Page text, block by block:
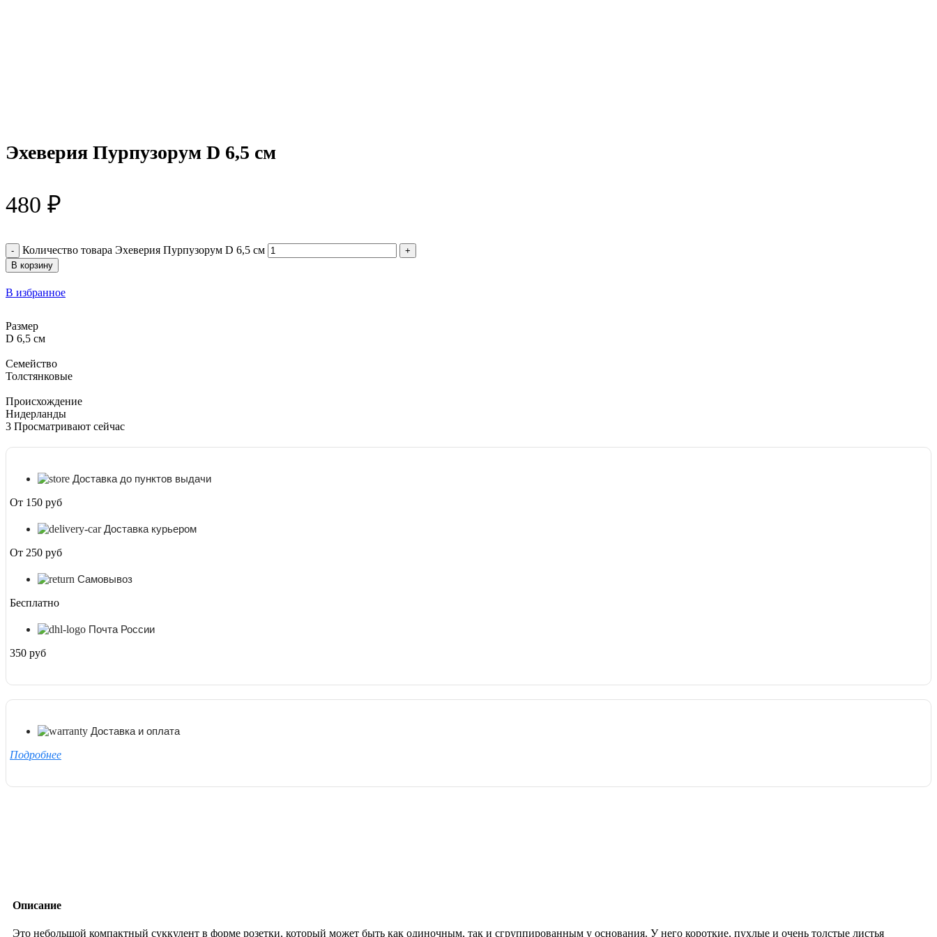
Эхеверия Пурпузорум D 6,5 см
480 ₽
Количество товара Эхеверия Пурпузорум D 6,5 см
В корзину
В избранное
Размер
D 6,5 см
Семейство
Толстянковые
Происхождение
Нидерланды
3 Просматривают сейчас
Доставка до пунктов выдачи
От 150 руб
Доставка курьером
От 250 руб
Самовывоз
Бесплатно
Почта России
350 руб
Доставка и оплата
Подробнее
Описание
Это небольшой компактный суккулент в форме розетки, который может быть как одиночным, так и сгруппированным у основания. У него короткие, пухлые и очень толстые листья